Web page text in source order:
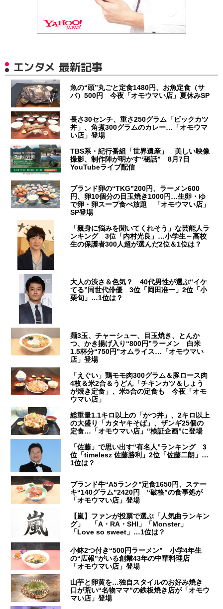
エンタメ 最新記事
魚の“頭”丸ごと定食1480円、お魚定食（サ
バ）500円 今夜「オモウマい店」夏休みSP
長さ30センチ、重さ250グラム「ビックカツ
丼」、角煮300グラムのカレー…「オモウマ
い店」登場
TBS系・紀行番組「世界遺産」 美しい映像
撮影、制作陣が明かす“秘話” 8月7日
YouTubeライブ配信
ブランド卵の“TKG”200円、ラーメン600
円、卵10個分の目玉焼き1000円…生卵・ゆ
で卵・卵スープ食べ放題 「オモウマい店」
SP登場
「親身に悩みを聞いてくれそう」な芸能人ラ
ンキング 3位「内村光良」…小学生～高校
生の保護者300人超が選んだ2位＆1位は？
大人の渋さ＆色気？ 40代男性が選ぶ“イケ
てる”同世代俳優 3位「岡田准一」2位「小
栗旬」…1位は？
麺3玉、チャーシュー、目玉焼き、とんか
つ、かき揚げ入り“800円”ラーメン 白米
1.5杯分“750円”オムライス…「オモウマい
店」登場
「えぐい」鶏モモ肉300グラム＆豚ロース肉
4枚＆米2合＆うどん「チキンカツ＆しょう
が焼き定食」、米5合の定食も 今夜「オモ
ウマい店」
総重量1.1キロ以上の「かつ丼」、2キロ以上
の大盛り「カタヤキそば」、ザンギ25個の
定食…「オモウマい店」“検証企画”に登場
「佐藤」で思い出す“有名人”ランキング 3
位「timelesz 佐藤勝利」2位「佐藤二朗」…
1位は？
ブランド牛“A5ランク”定食1650円、ステー
キ“140グラム”2420円 “破格”の食事処が
「オモウマい店」登場
【嵐】ファンが投票で選ぶ「人気曲ランキン
グ」 「A・RA・SHI」「Monster」
「Love so sweet」…1位は？
小鉢2つ付き“500円ラーメン” 小学4年生
の“広報”がいる創業43年の中華料理店
「オモウマい店」登場
山芋と卵黄を…独自スタイルのお好み焼き
口が荒い“名物ママ”の鉄板焼き店が「オモウ
マい店」登場